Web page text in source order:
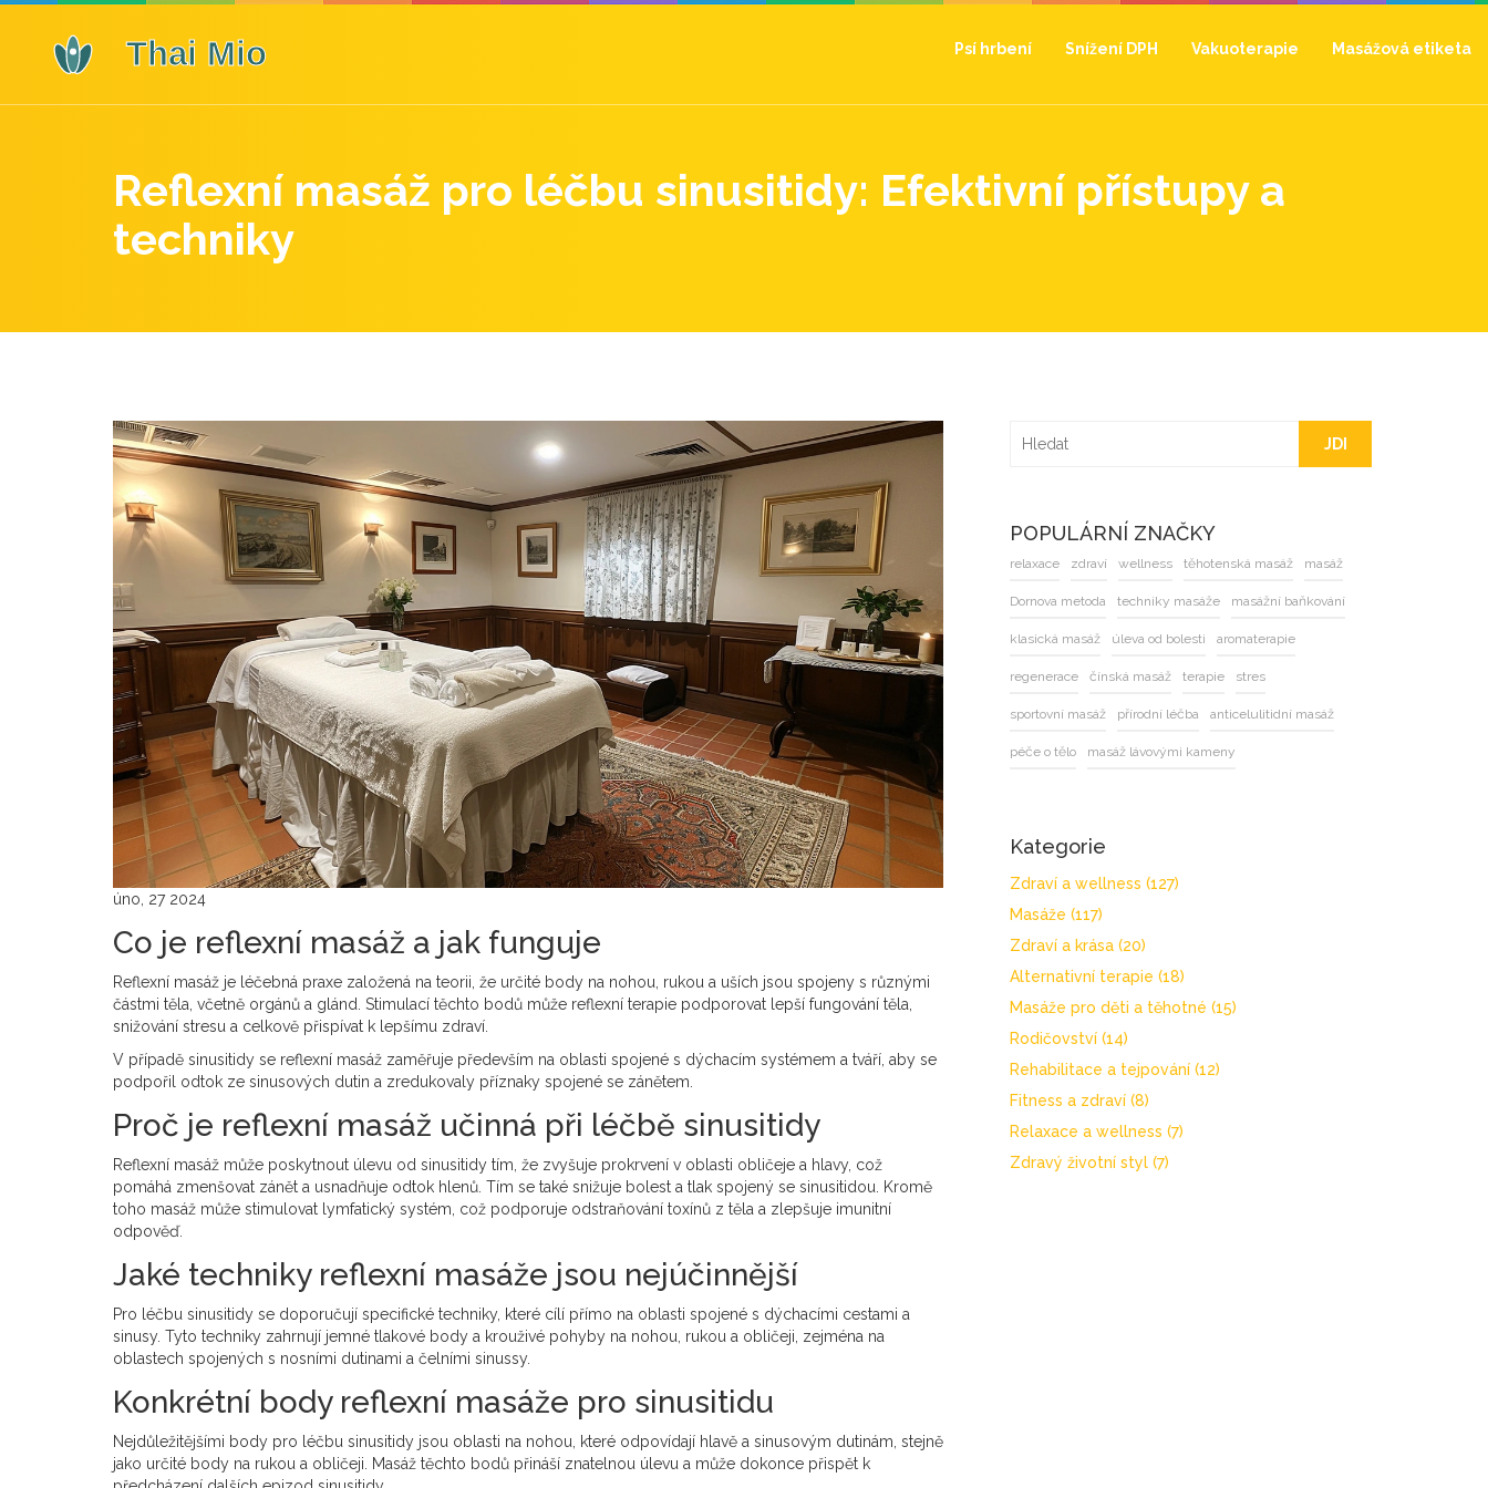
Psí hrbení Snížení DPH Vakuoterapie Masážová etiketa
Reflexní masáž pro léčbu sinusitidy: Efektivní přístupy a
techniky
úno, 27 2024
Co je reflexní masáž a jak funguje
Reflexní masáž je léčebná praxe založená na teorii, že určité body na nohou, rukou a uších jsou spojeny s různými
částmi těla, včetně orgánů a glánd. Stimulací těchto bodů může reflexní terapie podporovat lepší fungování těla,
snižování stresu a celkově přispívat k lepšímu zdraví.
V případě sinusitidy se reflexní masáž zaměřuje především na oblasti spojené s dýchacím systémem a tváří, aby se
podpořil odtok ze sinusových dutin a zredukovaly příznaky spojené se zánětem.
Proč je reflexní masáž učinná při léčbě sinusitidy
Reflexní masáž může poskytnout úlevu od sinusitidy tím, že zvyšuje prokrvení v oblasti obličeje a hlavy, což
pomáhá zmenšovat zánět a usnadňuje odtok hlenů. Tím se také snižuje bolest a tlak spojený se sinusitidou. Kromě
toho masáž může stimulovat lymfatický systém, což podporuje odstraňování toxínů z těla a zlepšuje imunitní
odpověď.
Jaké techniky reflexní masáže jsou nejúčinnější
Pro léčbu sinusitidy se doporučují specifické techniky, které cílí přímo na oblasti spojené s dýchacími cestami a
sinusy. Tyto techniky zahrnují jemné tlakové body a krouživé pohyby na nohou, rukou a obličeji, zejména na
oblastech spojených s nosními dutinami a čelními sinussy.
Konkrétní body reflexní masáže pro sinusitidu
Nejdůležitějšími body pro léčbu sinusitidy jsou oblasti na nohou, které odpovídají hlavě a sinusovým dutinám, stejně
jako určité body na rukou a obličeji. Masáž těchto bodů přináší znatelnou úlevu a může dokonce přispět k
JDI
POPULÁRNÍ ZNAČKY
relaxace zdraví wellness těhotenská masáž masáž
Dornova metoda techniky masáže masážní baňkování
klasická masáž úleva od bolesti aromaterapie
regenerace čínská masáž terapie stres
sportovní masáž přírodní léčba anticelulitidní masáž
péče o tělo masáž lávovými kameny
Kategorie
Zdraví a wellness (127)
Masáže (117)
Zdraví a krása (20)
Alternativní terapie (18)
Masáže pro děti a těhotné (15)
Rodičovství (14)
Rehabilitace a tejpování (12)
Fitness a zdraví (8)
Relaxace a wellness (7)
Zdravý životní styl (7)